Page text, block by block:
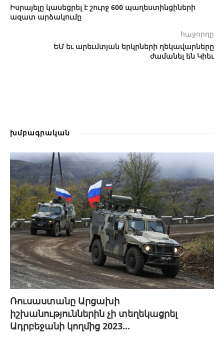
Իսրայելը կասեցրել է շուրջ 600 պաղեստինցիների
ազատ արձակումը
հաջորդը
ԵՄ եւ արեւմտյան երկրների ղեկավարները
ժամանել են Կիեւ
խմբագրական
Ռուսաստանը Արցախի
իշխանություններին չի տեղեկացրել
Ադրբեջանի կողմից 2023...